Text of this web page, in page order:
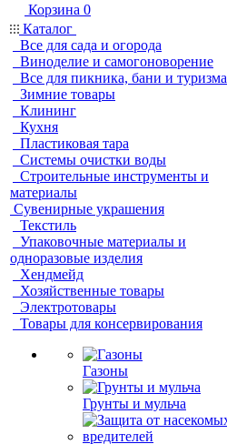
Корзина 0
Каталог
Все для сада и огорода
Виноделие и самогоноворение
Все для пикника, бани и туризма
Зимние товары
Клининг
Кухня
Пластиковая тара
Системы очистки воды
Строительные инструменты и
материалы
Сувенирные украшения
Текстиль
Упаковочные материалы и
одноразовые изделия
Хендмейд
Хозяйственные товары
Электротовары
Товары для консервирования
Газоны
Грунты и мульча